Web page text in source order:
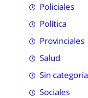
Policiales
Política
Provinciales
Salud
Sin categoría
Sociales